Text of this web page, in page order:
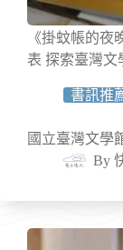
《掛蚊帳的
表 探索臺灣文
書訊推
國立臺灣文學
By